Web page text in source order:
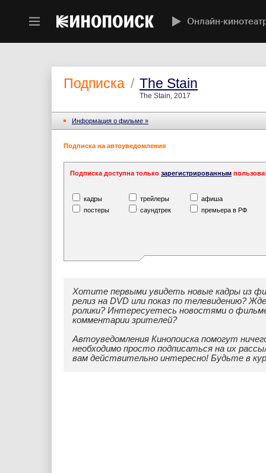
Онлайн-
Подписка / The Stain
The Stain, 2017
Информация o фильме »
Подписка на автоуведомления
Подписка доступна только зарегистрированным
кадры трейлеры
афиша
постеры
саундтрек премьера в РФ
Хотите первыми увидеть новые кадры из
релиз на DVD или показ по телевидению?
ролики? Интересуетесь новостями о
комментарии зрителей?
Автоуведомления Кинопоиска помогут
необходимо просто подписаться на их
вам действительно интересно! Будьте в